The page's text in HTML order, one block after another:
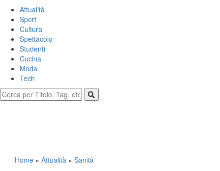
Attualità
Sport
Cultura
Spettacolo
Studenti
Cucina
Moda
Tech
Home » Attualità » Sanità